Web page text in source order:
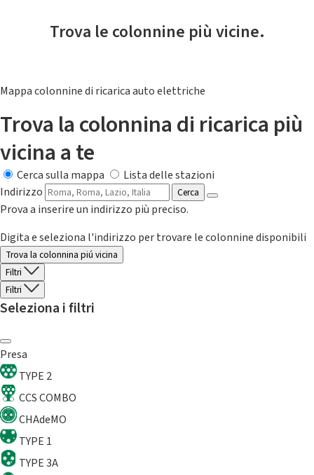
Trova le colonnine più vicine.
Mappa colonnine di ricarica auto elettriche
Trova la colonnina di ricarica più
vicina a te
Cerca sulla mappa
Lista delle stazioni
Indirizzo
Cerca
Prova a inserire un indirizzo più preciso.
Digita e seleziona l'indirizzo per trovare le colonnine disponibili
Trova la colonnina piú vicina
Filtri
Filtri
Seleziona i filtri
Presa
TYPE 2
CCS COMBO
CHAdeMO
TYPE 1
TYPE 3A